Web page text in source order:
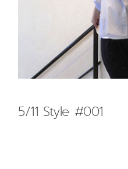
5/11 Style #001